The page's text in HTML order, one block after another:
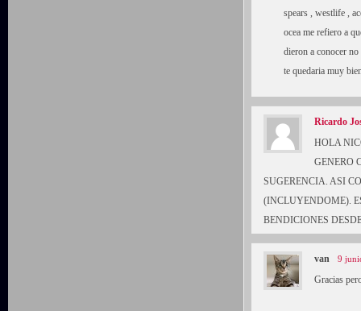
spears , westlife ,
ocea me refiero a
dieron a conocer no
te quedaria muy
Ricardo
HOLA
GENERO
SUGERENCIA. ASI
(INCLUYENDOME).
BENDICIONES
van 9
Gracias